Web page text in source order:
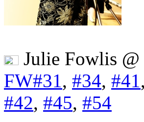
Julie Fowlis @
FW#31, #34, #41,
#42, #45, #54